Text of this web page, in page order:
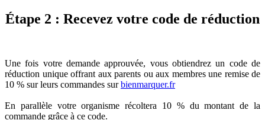
Étape 2 : Recevez votre code de réduction
Une fois votre demande approuvée, vous obtiendrez un code de
réduction unique offrant aux parents ou aux membres une remise de
10 % sur leurs commandes surbienmarquer.fr
En parallèle votre organisme récoltera 10 % du montant de la
commande grâce à ce code.